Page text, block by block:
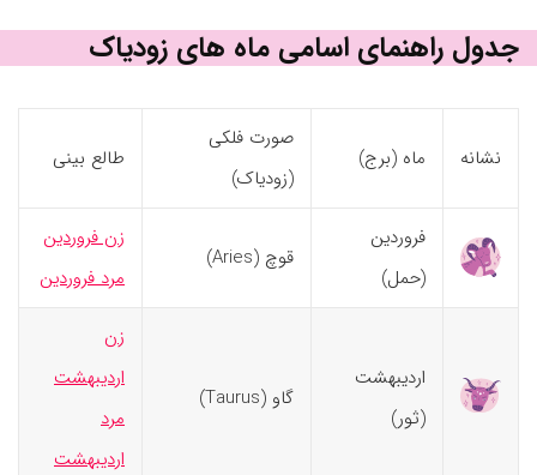
جدول راهنمای اسامی ماه های زودیاک
نشانه ماه (برج)
صورت فلکی
(زودیاک)
طالع بینی
فروردین
(حمل)
قوچ (Aries)
زن فروردین
مرد فروردین
اردیبهشت
(ثور)
گاو (Taurus)
زن
اردیبهشت
مرد
اردیبهشت